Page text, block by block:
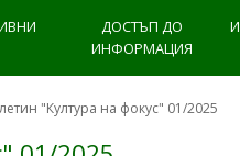
ДОСТЪП ДО
ИНФОРМАЦИЯ
"Култура на фокус" 01/2025